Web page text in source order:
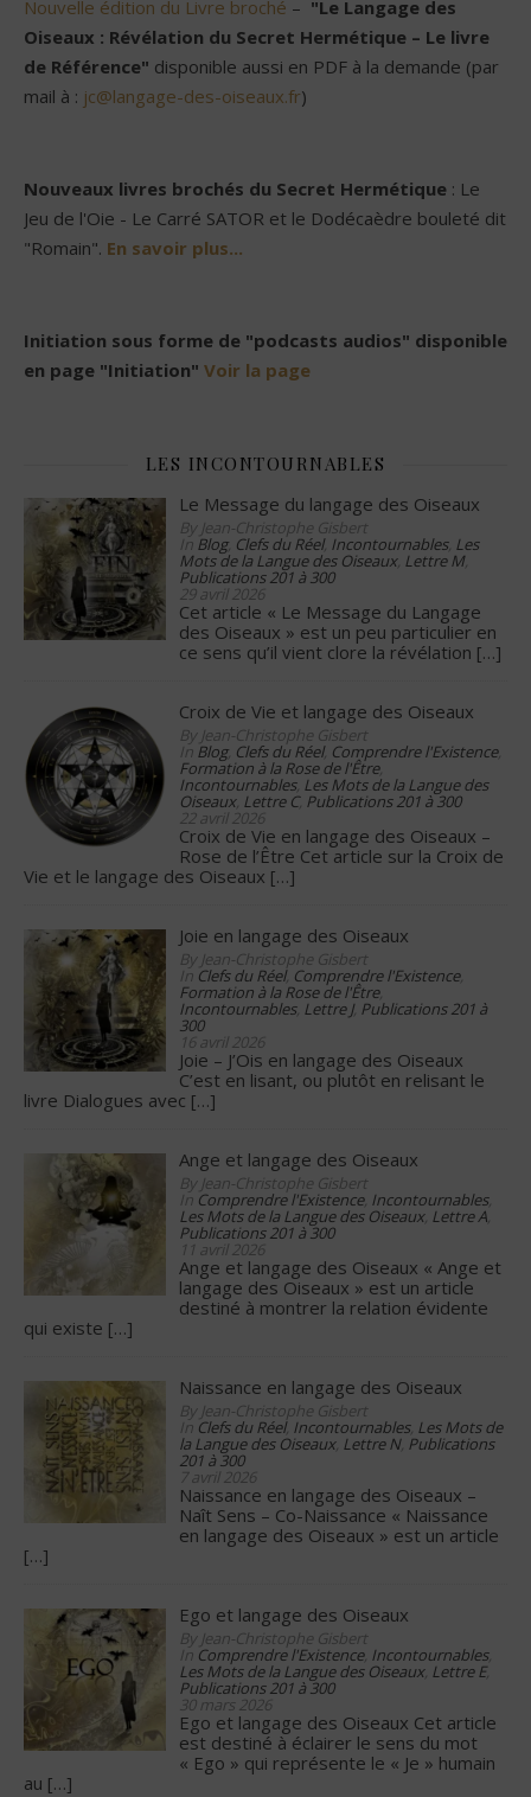
Nouvelle édition du Livre broché – "Le Langage des
Oiseaux : Révélation du Secret Hermétique – Le livre
de Référence" disponible aussi en PDF à la demande (par
mail à : jc@langage-des-oiseaux.fr)
Nouveaux livres brochés du Secret Hermétique : Le
Jeu de l'Oie - Le Carré SATOR et le Dodécaèdre bouleté dit
"Romain". En savoir plus...
Initiation sous forme de "podcasts audios" disponible
en page "Initiation" Voir la page
LES INCONTOURNABLES
Le Message du langage des Oiseaux
By Jean-Christophe Gisbert
In Blog, Clefs du Réel, Incontournables, Les
Mots de la Langue des Oiseaux, Lettre M,
Publications 201 à 300
29 avril 2026
Cet article « Le Message du Langage
des Oiseaux » est un peu particulier en
ce sens qu’il vient clore la révélation […]
Croix de Vie et langage des Oiseaux
By Jean-Christophe Gisbert
In Blog, Clefs du Réel, Comprendre l'Existence,
Formation à la Rose de l'Être,
Incontournables, Les Mots de la Langue des
Oiseaux, Lettre C, Publications 201 à 300
22 avril 2026
Croix de Vie en langage des Oiseaux –
Rose de l’Être Cet article sur la Croix de
Vie et le langage des Oiseaux […]
Joie en langage des Oiseaux
By Jean-Christophe Gisbert
In Clefs du Réel, Comprendre l'Existence,
Formation à la Rose de l'Être,
Incontournables, Lettre J, Publications 201 à
300
16 avril 2026
Joie – J’Ois en langage des Oiseaux
C’est en lisant, ou plutôt en relisant le
livre Dialogues avec […]
Ange et langage des Oiseaux
By Jean-Christophe Gisbert
In Comprendre l'Existence, Incontournables,
Les Mots de la Langue des Oiseaux, Lettre A,
Publications 201 à 300
11 avril 2026
Ange et langage des Oiseaux « Ange et
langage des Oiseaux » est un article
destiné à montrer la relation évidente
qui existe […]
Naissance en langage des Oiseaux
By Jean-Christophe Gisbert
In Clefs du Réel, Incontournables, Les Mots de
la Langue des Oiseaux, Lettre N, Publications
201 à 300
7 avril 2026
Naissance en langage des Oiseaux –
Naît Sens – Co-Naissance « Naissance
en langage des Oiseaux » est un article
[…]
Ego et langage des Oiseaux
By Jean-Christophe Gisbert
In Comprendre l'Existence, Incontournables,
Les Mots de la Langue des Oiseaux, Lettre E,
Publications 201 à 300
30 mars 2026
Ego et langage des Oiseaux Cet article
est destiné à éclairer le sens du mot
« Ego » qui représente le « Je » humain
au […]